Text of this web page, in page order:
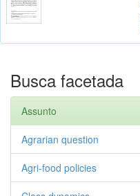
Busca facetada
Assunto
Agrarian question
Agri-food policies